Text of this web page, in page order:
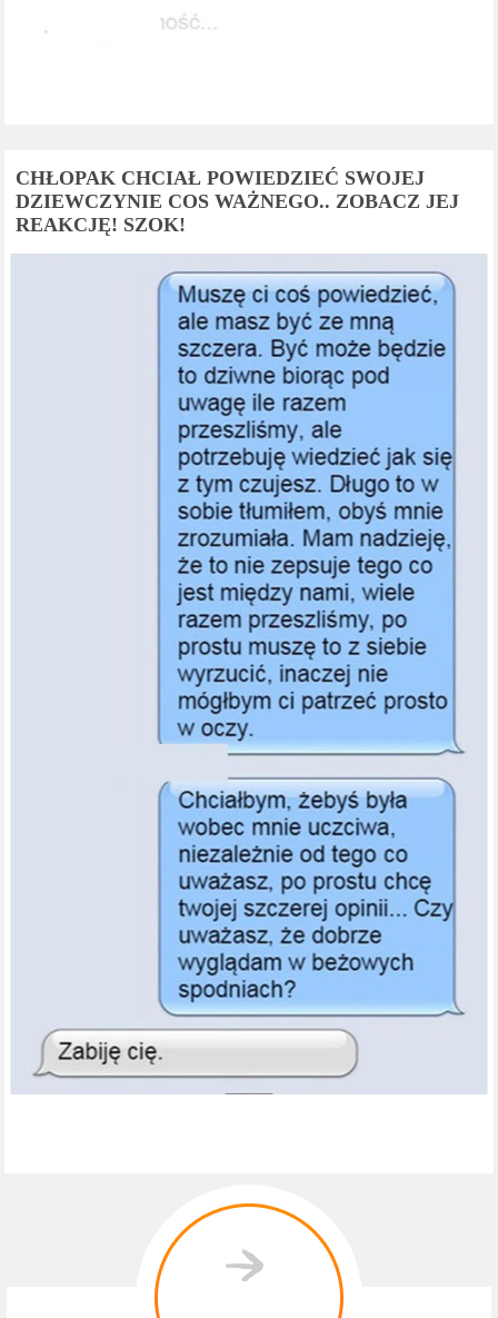
CHŁOPAK CHCIAŁ POWIEDZIEĆ SWOJEJ
DZIEWCZYNIE COS WAŻNEGO.. ZOBACZ JEJ
REAKCJĘ! SZOK!